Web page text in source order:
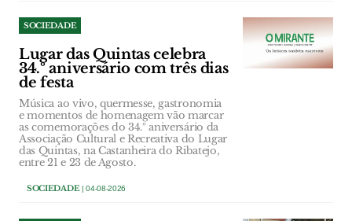
SOCIEDADE
Lugar das Quintas celebra
34.º aniversário com três dias
de festa
Música ao vivo, quermesse, gastronomia
e momentos de homenagem vão marcar
as comemorações do 34.º aniversário da
Associação Cultural e Recreativa do Lugar
das Quintas, na Castanheira do Ribatejo,
entre 21 e 23 de Agosto.
SOCIEDADE| 04-08-2026